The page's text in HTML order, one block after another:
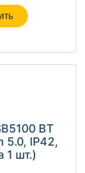
BT
5.0, IP42,
1 шт.)